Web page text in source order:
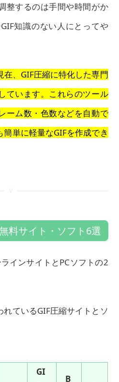
整するのは手間や時間がか
知識のない人にとってや
在、GIF圧縮に特化した専門
ています。これらのツール
ーム数・色数などを自動で
単に軽量なGIFを作成でき
料サイト・ソフト6選
インサイトとPCソフトの2
ているGIF圧縮サイトとソ
GI
B